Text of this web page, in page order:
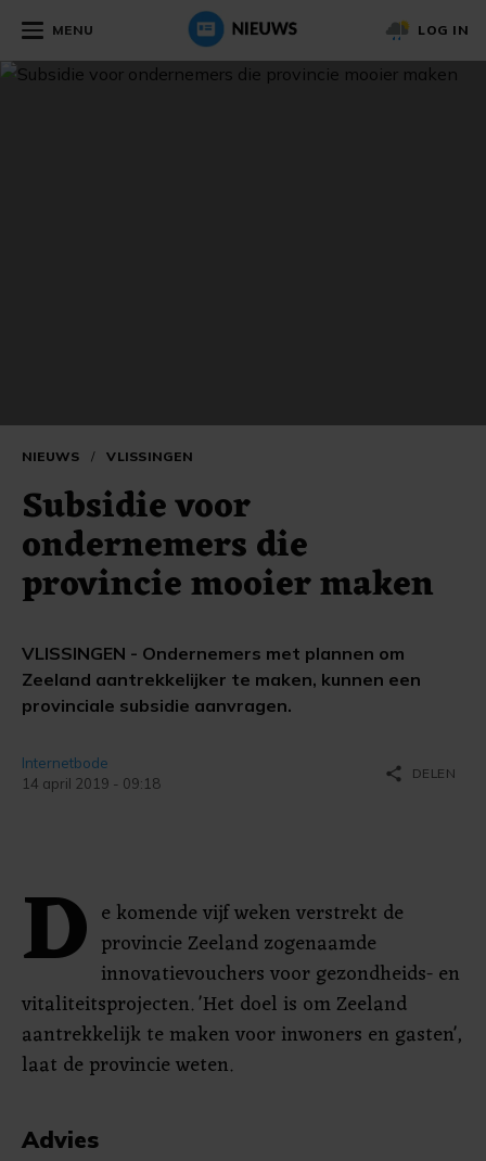
MENU LOG IN
NIEUWS / VLISSINGEN
Subsidie voor
ondernemers die
provincie mooier maken
VLISSINGEN - Ondernemers met plannen om
Zeeland aantrekkelijker te maken, kunnen een
provinciale subsidie aanvragen.
Internetbode
14 april 2019 - 09:18
share DELEN
D e komende vijf weken verstrekt de
provincie Zeeland zogenaamde
innovatievouchers voor gezondheids- en
vitaliteitsprojecten. 'Het doel is om Zeeland
aantrekkelijk te maken voor inwoners en gasten',
laat de provincie weten.
Advies